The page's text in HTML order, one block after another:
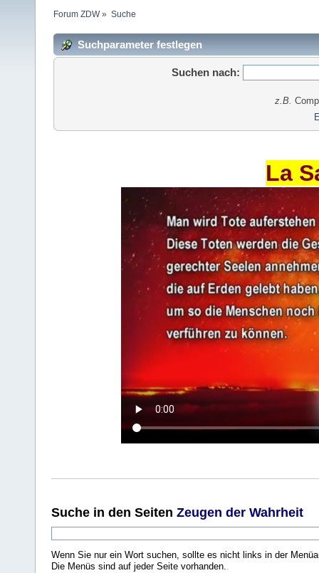
Forum ZDW» Suche
Suchparameter festlegen
Suchen nach:
z.B.
La
Suche in den Seiten Zeugen der Wahrheit
Wenn Sie nur ein Wort suchen, sollte es nicht links in der
Die Menüs sind auf jeder Seite vorhanden..